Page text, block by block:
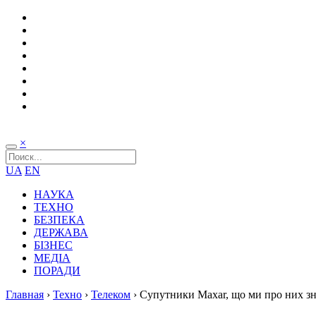
×
UA EN
НАУКА
ТЕХНО
БЕЗПЕКА
ДЕРЖАВА
БІЗНЕС
МЕДІА
ПОРАДИ
Главная › Техно › Телеком › Супутники Maxar, що ми про них